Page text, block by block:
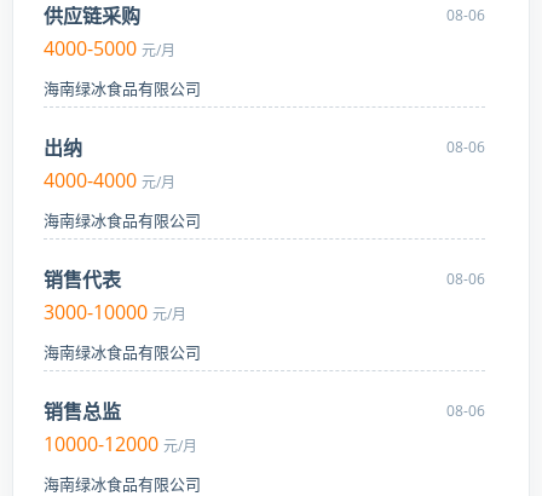
08-06
供应链采购
4000-5000 元/月
海南绿冰食品有限公司
08-06
出纳
4000-4000 元/月
海南绿冰食品有限公司
08-06
销售代表
3000-10000 元/月
海南绿冰食品有限公司
08-06
销售总监
10000-12000 元/月
海南绿冰食品有限公司